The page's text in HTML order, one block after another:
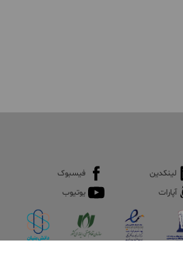
لینکدین
فیسبوک
آپارات یوتیوب